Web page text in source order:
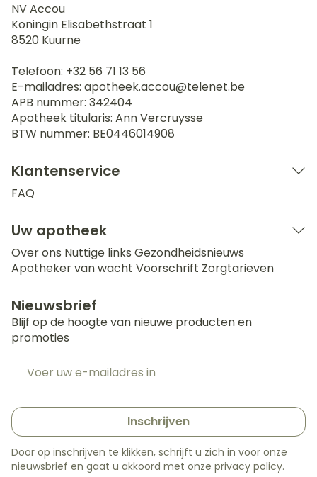
NV Accou
Koningin Elisabethstraat 1
8520 Kuurne
Telefoon: +32 56 71 13 56
E-mailadres: apotheek.accou@telenet.be
APB nummer: 342404
Apotheek titularis: Ann Vercruysse
BTW nummer: BE0446014908
Klantenservice
FAQ
Uw apotheek
Over ons Nuttige links Gezondheidsnieuws
Apotheker van wacht Voorschrift Zorgtarieven
Nieuwsbrief
Blijf op de hoogte van nieuwe producten en
promoties
Inschrijven
Door op inschrijven te klikken, schrijft u zich in voor onze
nieuwsbrief en gaat u akkoord met onze privacy policy.